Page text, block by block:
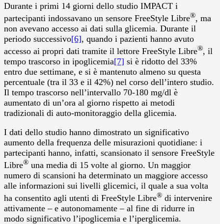
Durante i primi 14 giorni dello studio IMPACT i
partecipanti indossavano un sensore FreeStyle Libre®, ma
non avevano accesso ai dati sulla glicemia. Durante il
periodo successivo[6], quando i pazienti hanno avuto
accesso ai propri dati tramite il lettore FreeStyle Libre®, il
tempo trascorso in ipoglicemia[7] si è ridotto del 33%
entro due settimane, e si è mantenuto almeno su questa
percentuale (tra il 33 e il 42%) nel corso dell’intero studio.
Il tempo trascorso nell’intervallo 70-180 mg/dl è
aumentato di un’ora al giorno rispetto ai metodi
tradizionali di auto-monitoraggio della glicemia.
I dati dello studio hanno dimostrato un significativo
aumento della frequenza delle misurazioni quotidiane: i
partecipanti hanno, infatti, scansionato il sensore FreeStyle
Libre® una media di 15 volte al giorno. Un maggior
numero di scansioni ha determinato un maggiore accesso
alle informazioni sui livelli glicemici, il quale a sua volta
ha consentito agli utenti di FreeStyle Libre® di intervenire
attivamente – e autonomamente – al fine di ridurre in
modo significativo l’ipoglicemia e l’iperglicemia.